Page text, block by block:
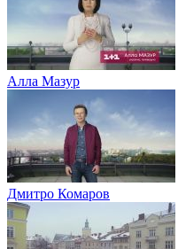
Алла Мазур
Дмитро Комаров